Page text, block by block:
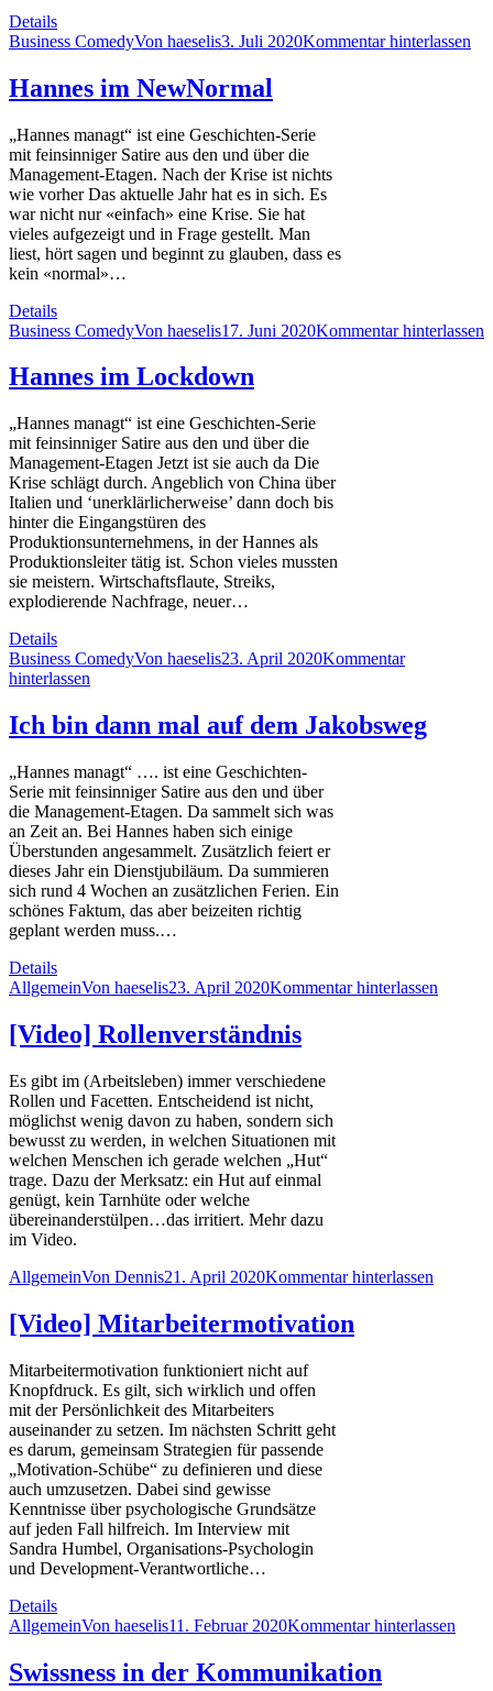
Details
Business ComedyVon haeselis3. Juli 2020Kommentar hinterlassen
Hannes im NewNormal
„Hannes managt“ ist eine Geschichten-Serie
mit feinsinniger Satire aus den und über die
Management-Etagen. Nach der Krise ist nichts
wie vorher Das aktuelle Jahr hat es in sich. Es
war nicht nur «einfach» eine Krise. Sie hat
vieles aufgezeigt und in Frage gestellt. Man
liest, hört sagen und beginnt zu glauben, dass es
kein «normal»…
Details
Business ComedyVon haeselis17. Juni 2020Kommentar hinterlassen
Hannes im Lockdown
„Hannes managt“ ist eine Geschichten-Serie
mit feinsinniger Satire aus den und über die
Management-Etagen Jetzt ist sie auch da Die
Krise schlägt durch. Angeblich von China über
Italien und ‘unerklärlicherweise’ dann doch bis
hinter die Eingangstüren des
Produktionsunternehmens, in der Hannes als
Produktionsleiter tätig ist. Schon vieles mussten
sie meistern. Wirtschaftsflaute, Streiks,
explodierende Nachfrage, neuer…
Details
Business ComedyVon haeselis23. April 2020Kommentar
hinterlassen
Ich bin dann mal auf dem Jakobsweg
„Hannes managt“ …. ist eine Geschichten-
Serie mit feinsinniger Satire aus den und über
die Management-Etagen. Da sammelt sich was
an Zeit an. Bei Hannes haben sich einige
Überstunden angesammelt. Zusätzlich feiert er
dieses Jahr ein Dienstjubiläum. Da summieren
sich rund 4 Wochen an zusätzlichen Ferien. Ein
schönes Faktum, das aber beizeiten richtig
geplant werden muss.…
Details
AllgemeinVon haeselis23. April 2020Kommentar hinterlassen
[Video] Rollenverständnis
Es gibt im (Arbeitsleben) immer verschiedene
Rollen und Facetten. Entscheidend ist nicht,
möglichst wenig davon zu haben, sondern sich
bewusst zu werden, in welchen Situationen mit
welchen Menschen ich gerade welchen „Hut“
trage. Dazu der Merksatz: ein Hut auf einmal
genügt, kein Tarnhüte oder welche
übereinanderstülpen…das irritiert. Mehr dazu
im Video.
AllgemeinVon Dennis21. April 2020Kommentar hinterlassen
[Video] Mitarbeitermotivation
Mitarbeitermotivation funktioniert nicht auf
Knopfdruck. Es gilt, sich wirklich und offen
mit der Persönlichkeit des Mitarbeiters
auseinander zu setzen. Im nächsten Schritt geht
es darum, gemeinsam Strategien für passende
„Motivation-Schübe“ zu definieren und diese
auch umzusetzen. Dabei sind gewisse
Kenntnisse über psychologische Grundsätze
auf jeden Fall hilfreich. Im Interview mit
Sandra Humbel, Organisations-Psychologin
und Development-Verantwortliche…
Details
AllgemeinVon haeselis11. Februar 2020Kommentar hinterlassen
Swissness in der Kommunikation